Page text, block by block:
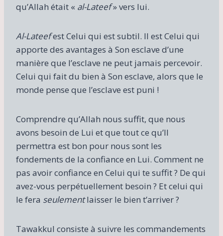
qu’Allah était « al-Lateef» vers lui.
Al-Lateefest Celui qui est subtil. Il est Celui qui
apporte des avantages à Son esclave d’une
manière que l’esclave ne peut jamais percevoir.
Celui qui fait du bien à Son esclave, alors que le
monde pense que l’esclave est puni !
Comprendre qu’Allah nous suffit, que nous
avons besoin de Lui et que tout ce qu’Il
permettra est bon pour nous sont les
fondements de la confiance en Lui. Comment ne
pas avoir confiance en Celui qui te suffit ? De qui
avez-vous perpétuellement besoin ? Et celui qui
le fera seulementlaisser le bien t’arriver ?
Tawakkul consiste à suivre les commandements